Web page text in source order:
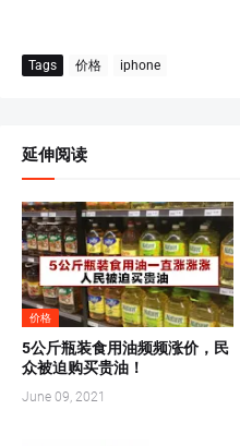
Tags 价格 iphone
延伸阅读
价格
5公斤瓶装食用油频频涨价，民
众被迫购买贵油！
June 09, 2021